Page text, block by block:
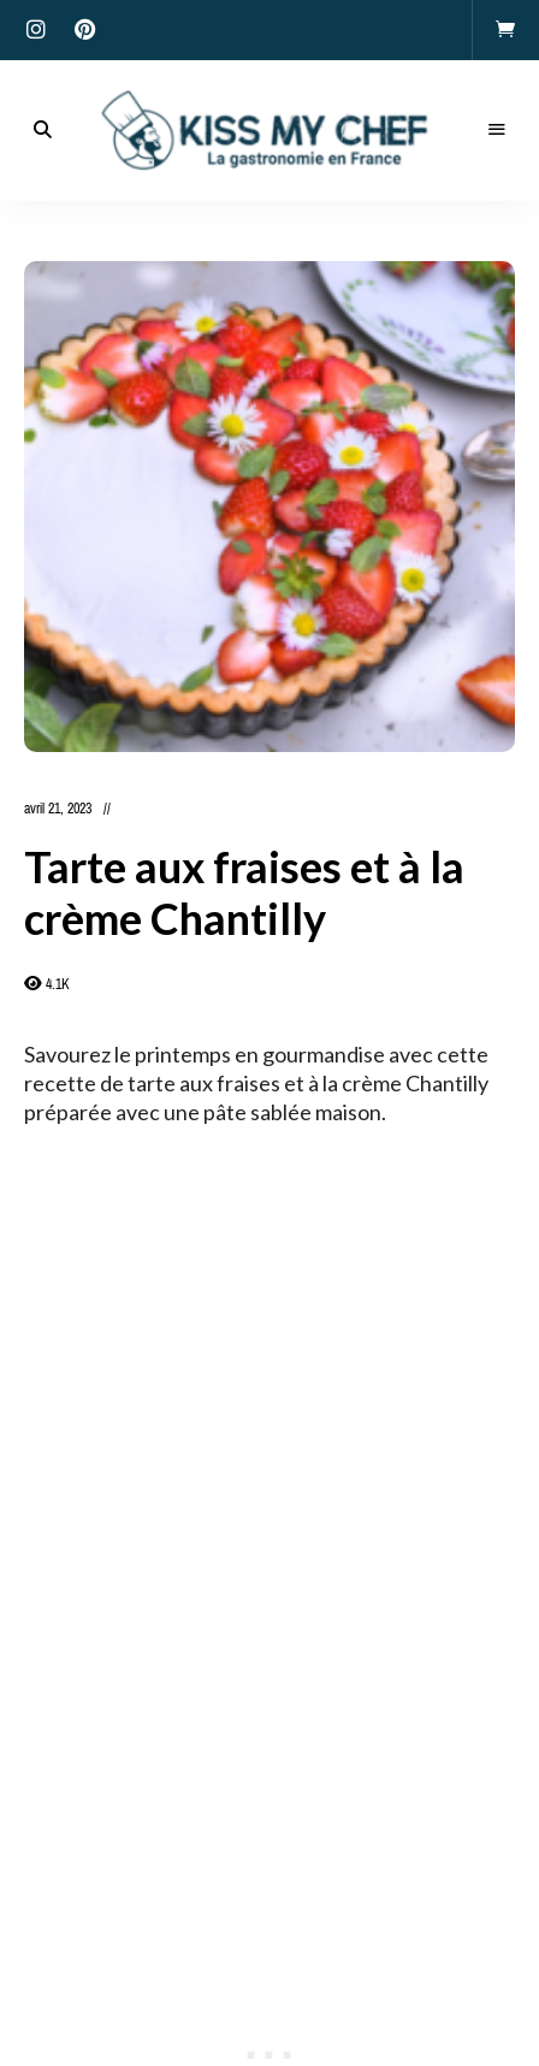
My
Chef
avril 21, 2023
Tarte aux fraises et à la
crème Chantilly
4.1K
Savourez le printemps en gourmandise avec cette
recette de tarte aux fraises et à la crème Chantilly
préparée avec une pâte sablée maison.